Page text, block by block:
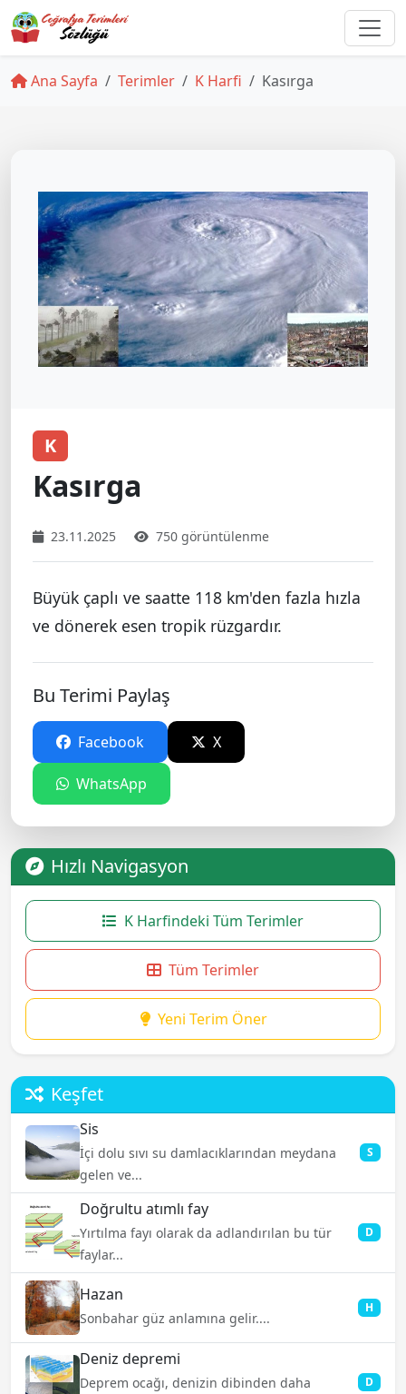
Ana Sayfa Terimler K Harfi Kasırga
K
Kasırga
23.11.2025 750 görüntülenme
Büyük çaplı ve saatte 118 km'den fazla hızla
ve dönerek esen tropik rüzgardır.
Bu Terimi Paylaş
Facebook X
WhatsApp
Hızlı Navigasyon
K Harfindeki Tüm Terimler
Tüm Terimler
Yeni Terim Öner
Keşfet
Sis
İçi dolu sıvı su damlacıklarından meydana
gelen ve...
S
Doğrultu atımlı fay
Yırtılma fayı olarak da adlandırılan bu tür
faylar...
D
Hazan
Sonbahar güz anlamına gelir....
H
Deniz depremi
Deprem ocağı, denizin dibinden daha
D